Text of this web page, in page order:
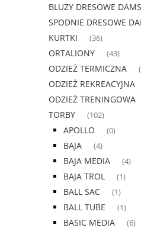
BLUZY DRESOWE
SPODNIE DRESOWE
KURTKI (36)
ORTALIONY (43)
ODZIEŻ TERMICZNA
ODZIEŻ REKREACYJNA
ODZIEŻ TRENINGOWA
TORBY (102)
APOLLO (0)
BAJA (4)
BAJA MEDIA (4)
BAJA TROL (1)
BALL SAC (1)
BALL TUBE (1)
BASIC MEDIA (6)